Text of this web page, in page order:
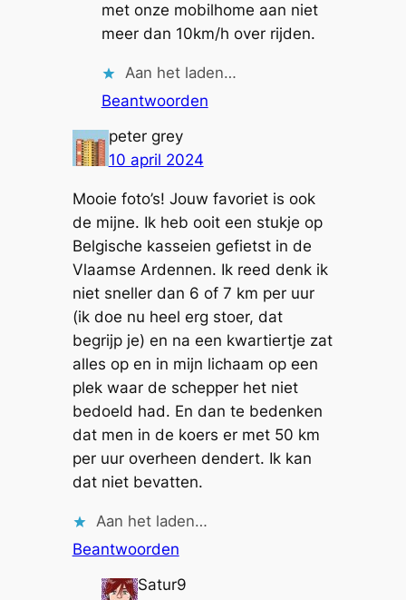
met onze mobilhome aan niet
meer dan 10km/h over rijden.
Aan het laden…
Beantwoorden
peter grey
10 april 2024
Mooie foto’s! Jouw favoriet is ook
de mijne. Ik heb ooit een stukje op
Belgische kasseien gefietst in de
Vlaamse Ardennen. Ik reed denk ik
niet sneller dan 6 of 7 km per uur
(ik doe nu heel erg stoer, dat
begrijp je) en na een kwartiertje zat
alles op en in mijn lichaam op een
plek waar de schepper het niet
bedoeld had. En dan te bedenken
dat men in de koers er met 50 km
per uur overheen dendert. Ik kan
dat niet bevatten.
Aan het laden…
Beantwoorden
Satur9